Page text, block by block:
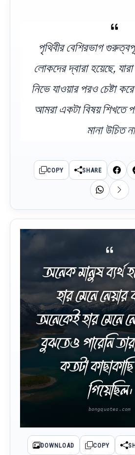
পৃথিবীর বেশিরভাগ
লোকদের দ্বারা হয়েছে,
নিভে যাওয়ার পরও চেষ্টা
আমরা একটা বিষয় শিখতে
মানা উচিত
COPY SHARE
অনেক মানুষ ব্যর্থ
হার মেনে নেয়ার
অনেকেই হার মেনে
বুঝতেও পারেনি
কতটা
গিয়েছিল।
DOWNLOAD COPY